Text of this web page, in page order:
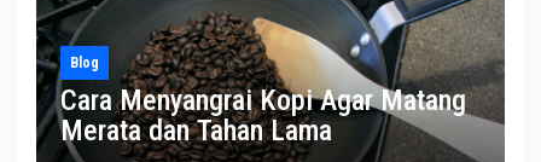
Blog
Cara Menyangrai Kopi Agar Matang
Merata dan Tahan Lama